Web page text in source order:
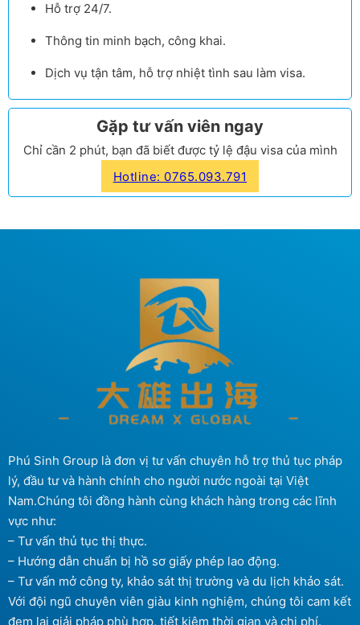
Hỗ trợ 24/7.
Thông tin minh bạch, công khai.
Dịch vụ tận tâm, hỗ trợ nhiệt tình sau làm visa.
Gặp tư vấn viên ngay
Chỉ cần 2 phút, bạn đã biết được tỷ lệ đậu visa của mình
Hotline: 0765.093.791
Phú Sinh Group là đơn vị tư vấn chuyên hỗ trợ thủ tục pháp
lý, đầu tư và hành chính cho người nước ngoài tại Việt
Nam.Chúng tôi đồng hành cùng khách hàng trong các lĩnh
vực như:
– Tư vấn thủ tục thị thực.
– Hướng dẫn chuẩn bị hồ sơ giấy phép lao động.
– Tư vấn mở công ty, khảo sát thị trường và du lịch khảo sát.
Với đội ngũ chuyên viên giàu kinh nghiệm, chúng tôi cam kết
đem lại giải pháp phù hợp, tiết kiệm thời gian và chi phí.